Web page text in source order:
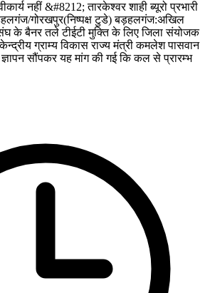
नहीं &#8212; तारकेश्वर शाही ब्यूरो प्रभारी
गोरखपुर(निष्पक्ष टुडे) बड़हलगंज:अखिल
के बैनर तले टीईटी मुक्ति के लिए जिला संयोजक
ग्राम्य विकास राज्य मंत्री कमलेश पासवान
सौंपकर यह मांग की गई कि कल से प्रारम्भ